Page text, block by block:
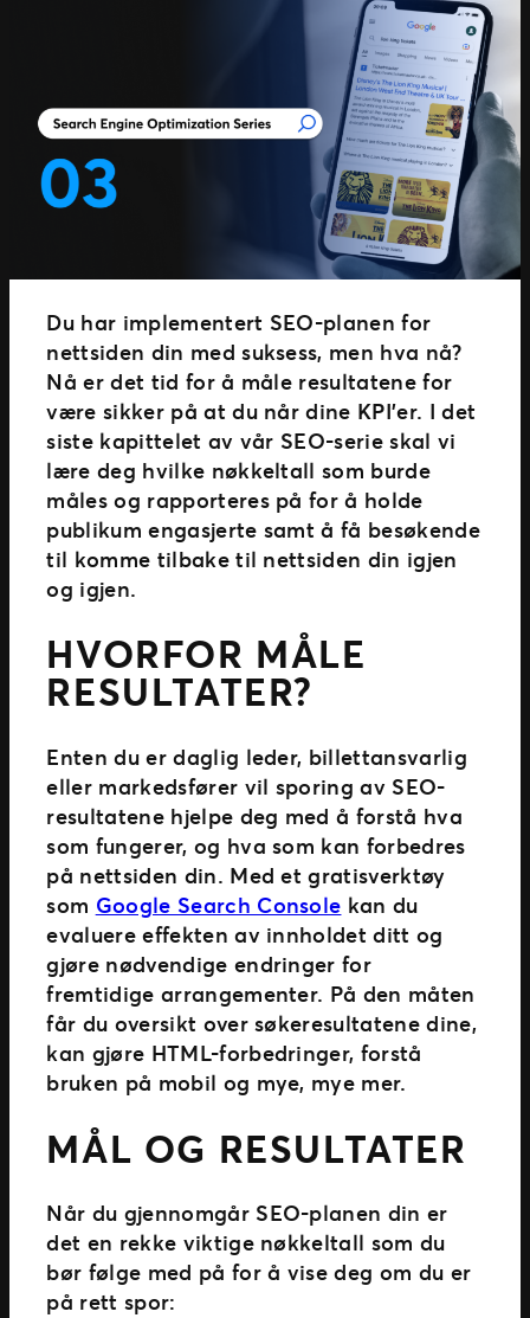
Du har implementert SEO-planen for
nettsiden din med suksess, men hva nå?
Nå er det tid for å måle resultatene for
være sikker på at du når dine KPI’er. I det
siste kapittelet av vår SEO-serie skal vi
lære deg hvilke nøkkeltall som burde
måles og rapporteres på for å holde
publikum engasjerte samt å få besøkende
til komme tilbake til nettsiden din igjen
og igjen.
HVORFOR MÅLE
RESULTATER?
Enten du er daglig leder, billettansvarlig
eller markedsfører vil sporing av SEO-
resultatene hjelpe deg med å forstå hva
som fungerer, og hva som kan forbedres
på nettsiden din. Med et gratisverktøy
som Google Search Console kan du
evaluere effekten av innholdet ditt og
gjøre nødvendige endringer for
fremtidige arrangementer. På den måten
får du oversikt over søkeresultatene dine,
kan gjøre HTML-forbedringer, forstå
bruken på mobil og mye, mye mer.
MÅL OG RESULTATER
Når du gjennomgår SEO-planen din er
det en rekke viktige nøkkeltall som du
bør følge med på for å vise deg om du er
på rett spor: